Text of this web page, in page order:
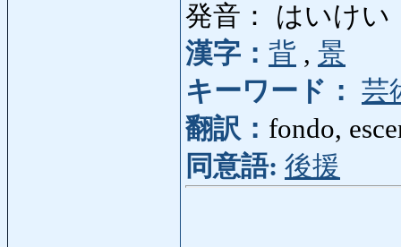
発音： はいけい
漢字： 背 , 景
キーワード： 芸
翻訳： fondo,
同意語: 後援